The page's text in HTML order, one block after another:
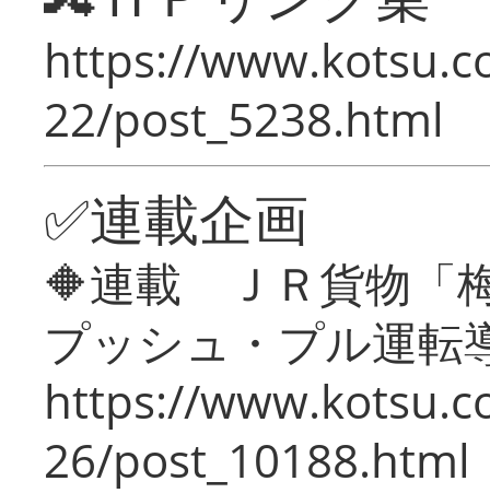
https://
22/post_5238.html
✅連載企画
🔶連載 ＪＲ貨物「
プッシュ・プル運転
https://
26/post_10188.html